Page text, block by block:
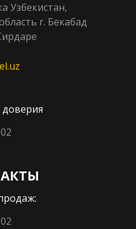
Узбекистан,
г. Бекабад